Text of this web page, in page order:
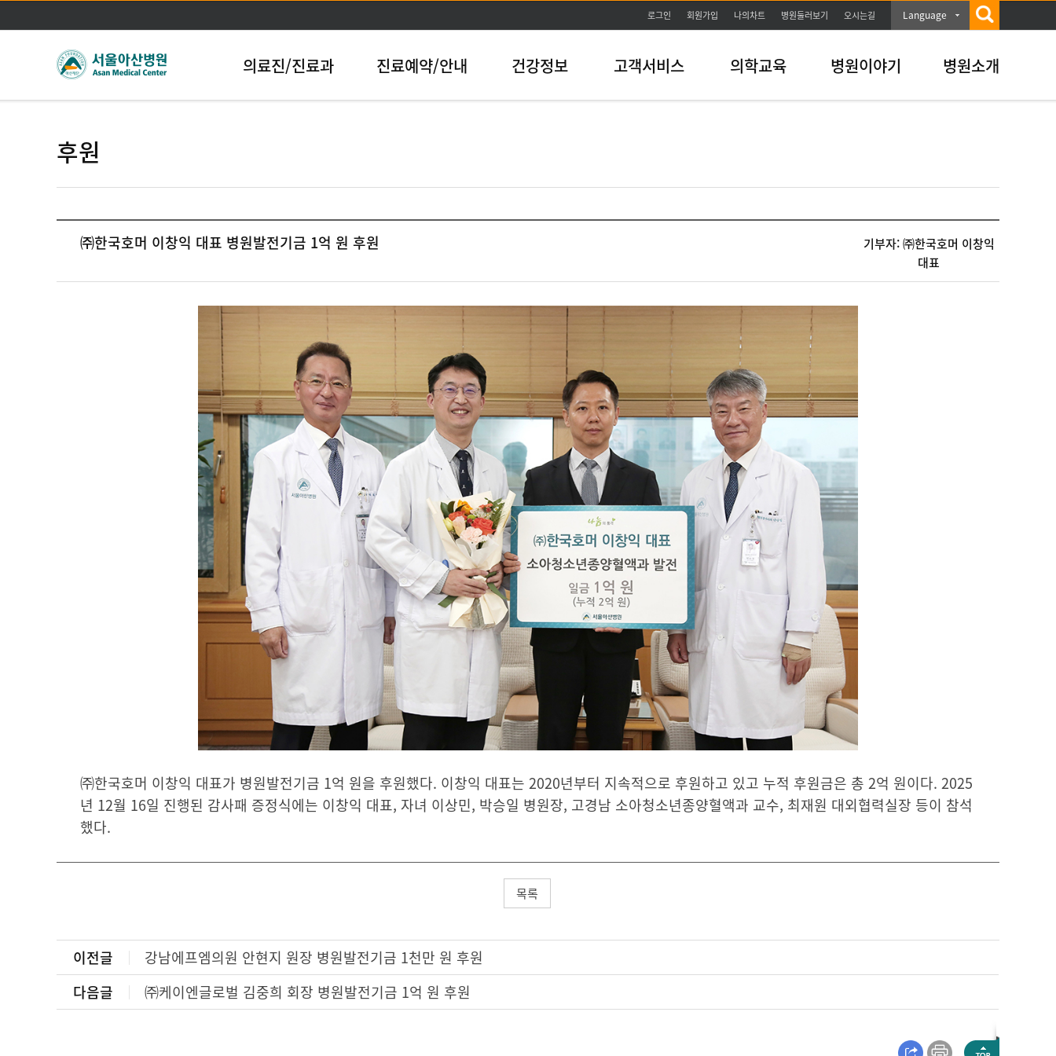
본문바로가기
로그인 회원가입 나의차트 병원둘러보기 오시는길 Language
의료진/진료과 진료예약/안내 건강정보 고객서비스 의학교육 병원이야기 병원소개
후원
㈜한국호머 이창익 대표 병원발전기금 1억 원 후원
기부자: ㈜한국호머 이창익
대표
㈜한국호머 이창익 대표가 병원발전기금 1억 원을 후원했다. 이창익 대표는 2020년부터 지속적으로 후원하고 있고 누적 후원금은 총 2억 원이다. 2025
년 12월 16일 진행된 감사패 증정식에는 이창익 대표, 자녀 이상민, 박승일 병원장, 고경남 소아청소년종양혈액과 교수, 최재원 대외협력실장 등이 참석
했다.
목록
이전글
강남에프엠의원 안현지 원장 병원발전기금 1천만 원 후원
다음글
㈜케이엔글로벌 김중희 회장 병원발전기금 1억 원 후원